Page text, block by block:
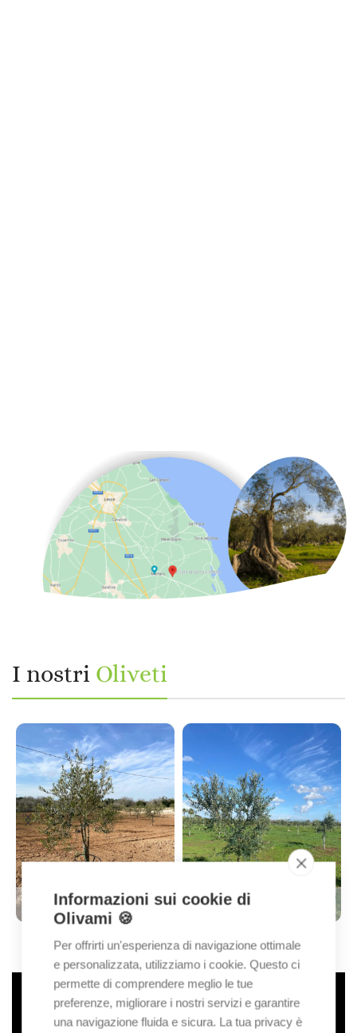
I nostri Oliveti
Informazioni sui cookie di
Olivami 🍪
Per offrirti un'esperienza di navigazione ottimale
e personalizzata, utilizziamo i cookie. Questo ci
permette di comprendere meglio le tue
preferenze, migliorare i nostri servizi e garantire
una navigazione fluida e sicura. La tua privacy è